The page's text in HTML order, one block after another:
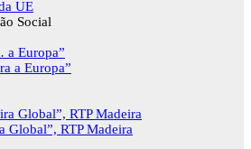
UE
Social
a Europa”
a Europa”
Global”, RTP Madeira
Global”, RTP Madeira